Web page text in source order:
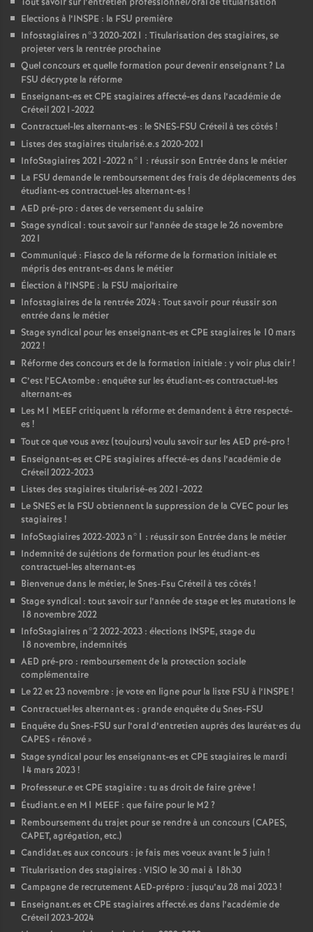
Elections à l’INSPE : la FSU première
Infostagiaires n°3 2020-2021 : Titularisation des stagiaires, se
projeter vers la rentrée prochaine
Quel concours et quelle formation pour devenir enseignant? La
FSU décrypte la réforme
Enseignant-es etCPE stagiaires affecté-es dans l’académie de
Créteil 2021-2022
Contractuel-les alternant-es : leSNES-FSU Créteil à tes côtés !
Listes des stagiaires titularisé.e.s 2020-2021
InfoStagiaires 2021-2022 n°1 : réussir son Entrée dans le métier
La FSU demande le remboursement des frais de déplacements des
étudiant-es contractuel-les alternant-es !
AED pré-pro : dates de versement du salaire
Stage syndical : tout savoir sur l’année de stage le 26 novembre
2021
Communiqué : Fiasco de la réforme de la formation initiale et
mépris des entrant-es dans le métier
Élection à l’INSPE : la FSU majoritaire
Infostagiaires de la rentrée 2024 : Tout savoir pour réussir son
entrée dans le métier
Stage syndical pour les enseignant-es etCPE stagiaires le 10 mars
2022!
Réforme des concours et de la formation initiale : y voir plus clair!
C’est l’ECAtombe : enquête sur les étudiant-es contractuel-les
alternant-es
Les M1 MEEFcritiquent la réforme et demandent à être respecté-
es !
Tout ce que vous avez (toujours) voulu savoir sur les AED pré-pro !
Enseignant-es etCPE stagiaires affecté-es dans l’académie de
Créteil 2022-2023
Listes des stagiaires titularisé-es 2021-2022
LeSNESet la FSU obtiennent la suppression de la CVEC pour les
stagiaires !
InfoStagiaires 2022-2023 n°1 : réussir son Entrée dans le métier
Indemnité de sujétions de formation pour les étudiant-es
contractuel-les alternant-es
Bienvenue dans le métier, le Snes-Fsu Créteil à tes côtés !
Stage syndical : tout savoir sur l’année de stage et les mutations le
18 novembre 2022
InfoStagiaires n°2 2022-2023 : élections INSPE, stage du
18 novembre, indemnités
AED pré-pro : remboursement de la protection sociale
complémentaire
Le 22 et 23 novembre : je vote en ligne pour la liste FSU à l’INSPE !
Contractuel·les alternant·es : grande enquête du Snes-FSU
Enquête du Snes-FSU sur l’oral d’entretien auprès des lauréat•es du
CAPES« rénové»
Stage syndical pour les enseignant-es etCPE stagiaires le mardi
14 mars 2023!
Professeur.e etCPE stagiaire : tu as droit de faire grève!
Étudiant.e en M1 MEEF : que faire pour le M2?
Remboursement du trajet pour se rendre à un concours (CAPES,
CAPET, agrégation, etc.)
Candidat.es aux concours : je fais mes voeux avant le 5 juin !
Titularisation des stagiaires : VISIO le 30 mai à 18h30
Campagne de recrutementAED-prépro : jusqu’au 28 mai 2023!
Enseignant.es etCPE stagiaires affecté.es dans l’académie de
Créteil 2023-2024